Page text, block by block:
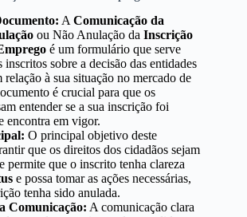
A Comunicação da
ou Não Anulação da Inscrição
é um formulário que serve
sobre a decisão das entidades
relação à sua situação no mercado de
é crucial para que os
entender se a sua inscrição foi
encontra em vigor.
O principal objetivo deste
que os direitos dos cidadãos sejam
permite que o inscrito tenha clareza
e possa tomar as ações necessárias,
tenha sido anulada.
Comunicação: A comunicação clara